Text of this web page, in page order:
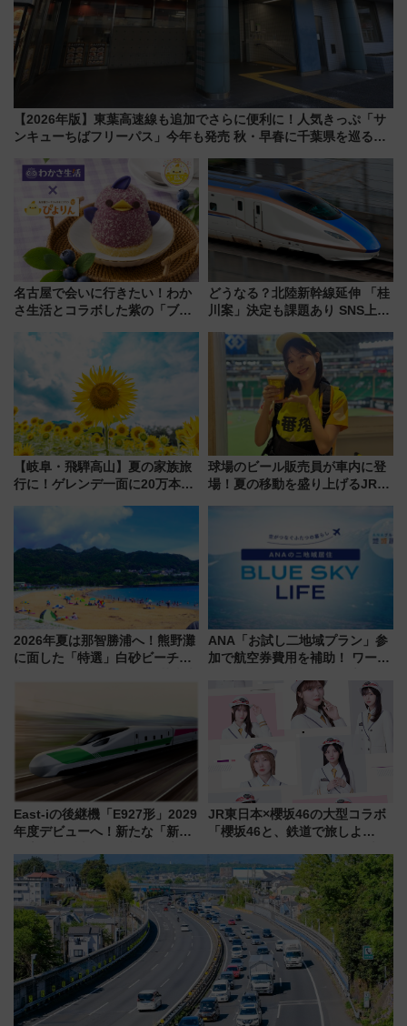
【2026年版】東葉高速線も追加でさらに便利に！人気きっぷ「サ
ンキューちばフリーパス」今年も発売 秋・早春に千葉県を巡るな
名古屋で会いに行きたい！わか
さ生活とコラボした紫の「ブル
どうなる？北陸新幹線延伸 「桂
川案」決定も課題あり SNS上の
【岐阜・飛騨高山】夏の家族旅
行に！ゲレンデ一面に20万本の
アひまわり園」開園
球場のビール販売員が車内に登
場！夏の移動を盛り上げるJR九
月7日限定 ソフトバンクホーク
スとコラボ
2026年夏は那智勝浦へ！熊野灘
に面した「特選」白砂ビーチは
ANA「お試し二地域プラン」参
加で航空券費用を補助！ ワーケ
治体は？ 2026年は対象のエリア
が拡大！
East-iの後継機「E927形」2029
年度デビューへ！新たな「新幹
説【JR東日本】
JR東日本×櫻坂46の大型コラボ
「櫻坂46と、鉄道で旅しよ
潟・長野・庄内へ